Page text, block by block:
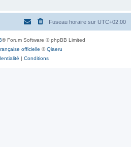
Fuseau horaire sur UTC+02:00
® Forum Software © phpBB Limited
officielle ©Qiaeru
| Conditions